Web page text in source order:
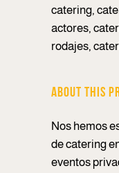
catering,
actores,
rodajes,
ABOUT THIS
Nos hemos
de catering
eventos